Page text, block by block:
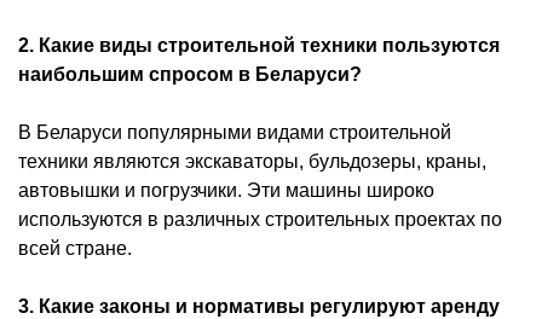
2. Какие виды строительной техники пользуются
наибольшим спросом в Беларуси?
В Беларуси популярными видами строительной
техники являются экскаваторы, бульдозеры, краны,
автовышки и погрузчики. Эти машины широко
используются в различных строительных проектах по
всей стране.
3. Какие законы и нормативы регулируют аренду